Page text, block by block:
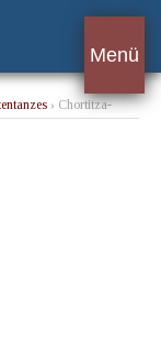
Menü
› Chortitza-